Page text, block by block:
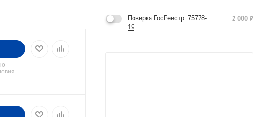
Поверка ГосРеестр: 75778-
19
2 000 ₽